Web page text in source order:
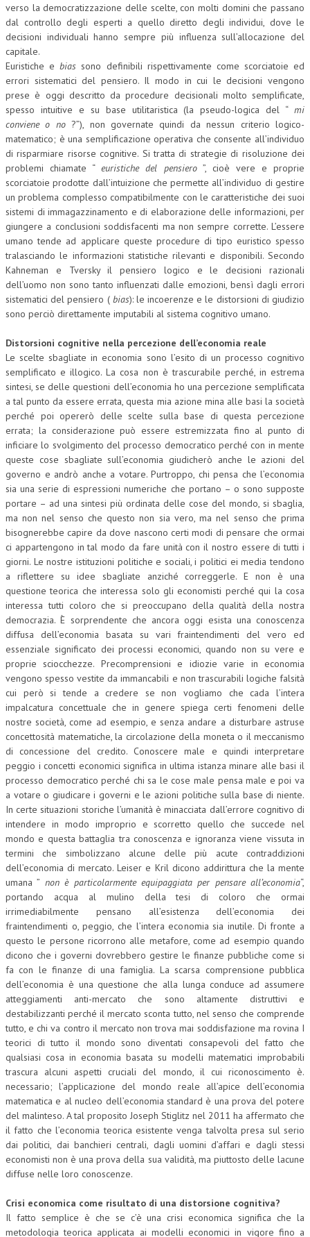
verso la democratizzazione delle scelte, con molti domini che passano
dal controllo degli esperti a quello diretto degli individui, dove le
decisioni individuali hanno sempre più influenza sull’allocazione del
capitale.
Euristiche ebias sono definibili rispettivamente come scorciatoie ed
errori sistematici del pensiero. Il modo in cui le decisioni vengono
prese è oggi descritto da procedure decisionali molto semplificate,
spesso intuitive e su base utilitaristica (la pseudo-logica del “ mi
conviene o no?”), non governate quindi da nessun criterio logico-
matematico; è una semplificazione operativa che consente all’individuo
di risparmiare risorse cognitive. Si tratta di strategie di risoluzione dei
problemi chiamate “euristiche del pensiero”, cioè vere e proprie
scorciatoie prodotte dall’intuizione che permette all’individuo di gestire
un problema complesso compatibilmente con le caratteristiche dei suoi
sistemi di immagazzinamento e di elaborazione delle informazioni, per
giungere a conclusioni soddisfacenti ma non sempre corrette. L’essere
umano tende ad applicare queste procedure di tipo euristico spesso
tralasciando le informazioni statistiche rilevanti e disponibili. Secondo
Kahneman e Tversky il pensiero logico e le decisioni razionali
dell’uomo non sono tanto influenzati dalle emozioni, bensì dagli errori
sistematici del pensiero ( bias): le incoerenze e le distorsioni di giudizio
sono perciò direttamente imputabili al sistema cognitivo umano.
Distorsioni cognitive nella percezione dell’economia reale
Le scelte sbagliate in economia sono l’esito di un processo cognitivo
semplificato e illogico. La cosa non è trascurabile perché, in estrema
sintesi, se delle questioni dell’economia ho una percezione semplificata
a tal punto da essere errata, questa mia azione mina alle basi la società
perché poi opererò delle scelte sulla base di questa percezione
errata; la considerazione può essere estremizzata fino al punto di
inficiare lo svolgimento del processo democratico perché con in mente
queste cose sbagliate sull’economia giudicherò anche le azioni del
governo e andrò anche a votare. Purtroppo, chi pensa che l’economia
sia una serie di espressioni numeriche che portano – o sono supposte
portare – ad una sintesi più ordinata delle cose del mondo, si sbaglia,
ma non nel senso che questo non sia vero, ma nel senso che prima
bisognerebbe capire da dove nascono certi modi di pensare che ormai
ci appartengono in tal modo da fare unità con il nostro essere di tutti i
giorni. Le nostre istituzioni politiche e sociali, i politici ei media tendono
a riflettere su idee sbagliate anziché correggerle. E non è una
questione teorica che interessa solo gli economisti perché qui la cosa
interessa tutti coloro che si preoccupano della qualità della nostra
democrazia. È sorprendente che ancora oggi esista una conoscenza
diffusa dell’economia basata su vari fraintendimenti del vero ed
essenziale significato dei processi economici, quando non su vere e
proprie sciocchezze. Precomprensioni e idiozie varie in economia
vengono spesso vestite da immancabili e non trascurabili logiche falsità
cui però si tende a credere se non vogliamo che cada l’intera
impalcatura concettuale che in genere spiega certi fenomeni delle
nostre società, come ad esempio, e senza andare a disturbare astruse
concettosità matematiche, la circolazione della moneta o il meccanismo
di concessione del credito. Conoscere male e quindi interpretare
peggio i concetti economici significa in ultima istanza minare alle basi il
processo democratico perché chi sa le cose male pensa male e poi va
a votare o giudicare i governi e le azioni politiche sulla base di niente.
In certe situazioni storiche l’umanità è minacciata dall’errore cognitivo di
intendere in modo improprio e scorretto quello che succede nel
mondo e questa battaglia tra conoscenza e ignoranza viene vissuta in
termini che simbolizzano alcune delle più acute contraddizioni
dell’economia di mercato. Leiser e Kril dicono addirittura che la mente
umana ” non è particolarmente equipaggiata per pensare all’economia“,
portando acqua al mulino della tesi di coloro che ormai
irrimediabilmente pensano all’esistenza dell’economia dei
fraintendimenti o, peggio, che l’intera economia sia inutile. Di fronte a
questo le persone ricorrono alle metafore, come ad esempio quando
dicono che i governi dovrebbero gestire le finanze pubbliche come si
fa con le finanze di una famiglia. La scarsa comprensione pubblica
dell’economia è una questione che alla lunga conduce ad assumere
atteggiamenti anti-mercato che sono altamente distruttivi e
destabilizzanti perché il mercato sconta tutto, nel senso che comprende
tutto, e chi va contro il mercato non trova mai soddisfazione ma rovina I
teorici di tutto il mondo sono diventati consapevoli del fatto che
qualsiasi cosa in economia basata su modelli matematici improbabili
trascura alcuni aspetti cruciali del mondo, il cui riconoscimento è.
necessario; l’applicazione del mondo reale all’apice dell’economia
matematica e al nucleo dell’economia standard è una prova del potere
del malinteso. A tal proposito Joseph Stiglitz nel 2011 ha affermato che
il fatto che l’economia teorica esistente venga talvolta presa sul serio
dai politici, dai banchieri centrali, dagli uomini d’affari e dagli stessi
economisti non è una prova della sua validità, ma piuttosto delle lacune
diffuse nelle loro conoscenze.
Crisi economica come risultato di una distorsione cognitiva?
Il fatto semplice è che se c’è una crisi economica significa che la
metodologia teorica applicata ai modelli economici in vigore fino a